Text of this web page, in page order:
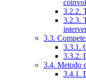
3.2.2.
3.2.3.
3.3.
3.3.1.
3.3.2.
3.4. Metodo
3.4.1.